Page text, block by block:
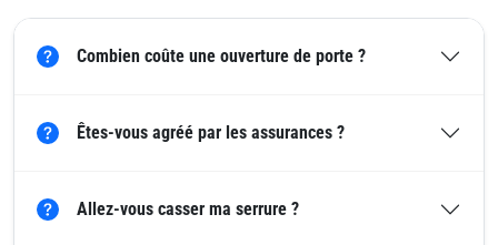
Combien coûte une ouverture de porte ?
Êtes-vous agréé par les assurances ?
Allez-vous casser ma serrure ?